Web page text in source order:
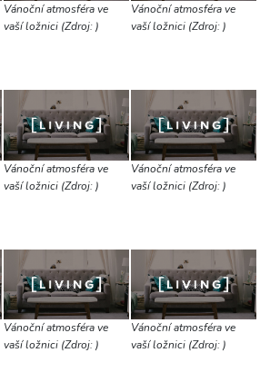
Vánoční atmosféra ve
vaší ložnici (Zdroj: )
Vánoční atmosféra ve
vaší ložnici (Zdroj: )
Vánoční atmosféra ve
vaší ložnici (Zdroj: )
Vánoční atmosféra ve
vaší ložnici (Zdroj: )
Vánoční atmosféra ve
vaší ložnici (Zdroj: )
Vánoční atmosféra ve
vaší ložnici (Zdroj: )